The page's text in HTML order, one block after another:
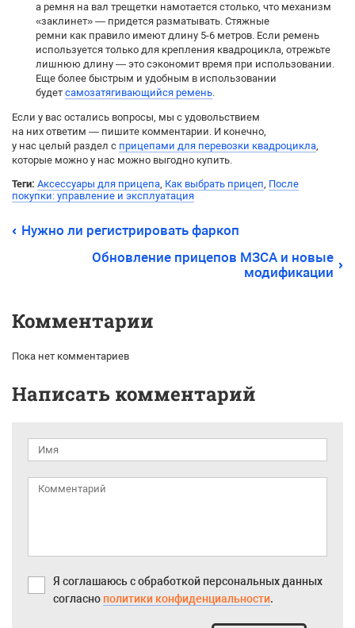
а ремня на вал трещетки намотается столько, что механизм
«заклинет» — придется разматывать. Стяжные
ремни как правило имеют длину 5-6 метров. Если ремень
используется только для крепления квадроцикла, отрежьте
лишнюю длину — это сэкономит время при использовании.
Еще более быстрым и удобным в использовании
будет самозатягивающийся ремень.
Если у вас остались вопросы, мы с удовольствием
на них ответим — пишите комментарии. И конечно,
у нас целый раздел с прицепами для перевозки квадроцикла,
которые можно у нас можно выгодно купить.
Теги: Аксессуары для прицепа, Как выбрать прицеп, После
покупки: управление и эксплуатация
Нужно ли регистрировать фаркоп
Обновление прицепов МЗСА и новые
модификации
Комментарии
Пока нет комментариев
Написать комментарий
Я соглашаюсь с обработкой персональных данных
согласно политики конфиденциальности.